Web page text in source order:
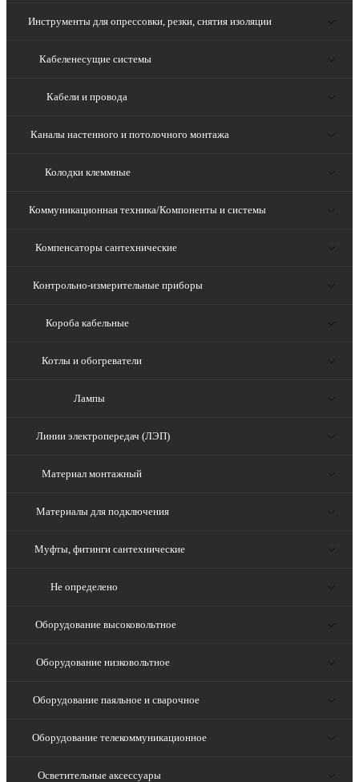
Инструменты для опрессовки, резки, снятия изоляции
Кабеленесущие системы
Кабели и провода
Каналы настенного и потолочного монтажа
Колодки клеммные
Коммуникационная техника/Компоненты и системы
Компенсаторы сантехнические
Контрольно-измерительные приборы
Короба кабельные
Котлы и обогреватели
Лампы
Линии электропередач (ЛЭП)
Материал монтажный
Материалы для подключения
Муфты, фитинги сантехнические
Не определено
Оборудование высоковольтное
Оборудование низковольтное
Оборудование паяльное и сварочное
Оборудование телекоммуникационное
Осветительные аксессуары